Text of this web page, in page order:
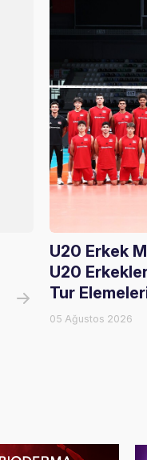
U20 Erkek
U20
Tur
05 Ağustos 2026